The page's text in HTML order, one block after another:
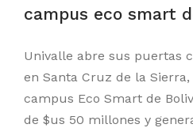
campus eco smart
Univalle abre sus puertas
en Santa Cruz de la
campus Eco Smart de
de $us 50 millones y